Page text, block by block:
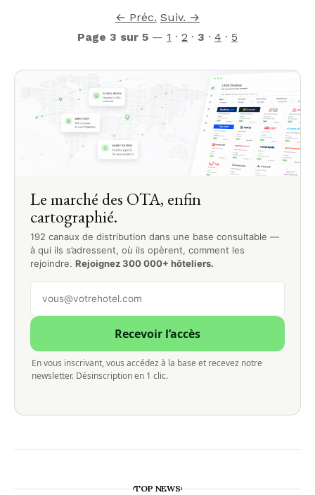
← Préc. Suiv. →
Page 3 sur 5 — 1 · 2 · 3 · 4 · 5
Le marché des OTA, enfin
cartographié.
192 canaux de distribution dans une base consultable —
à qui ils s’adressent, où ils opèrent, comment les
rejoindre. Rejoignez 300 000+ hôteliers.
Recevoir l’accès
En vous inscrivant, vous accédez à la base et recevez notre
newsletter. Désinscription en 1 clic.
TOP NEWS